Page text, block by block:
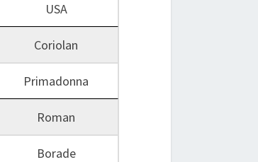
USA
Coriolan
Primadonna
Roman
Borade